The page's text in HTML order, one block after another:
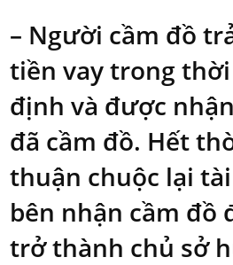
– Người cầm đồ
tiền vay trong
định và được
đã cầm đồ. Hết
thuận chuộc lại
bên nhận cầm đồ
trở thành chủ sở